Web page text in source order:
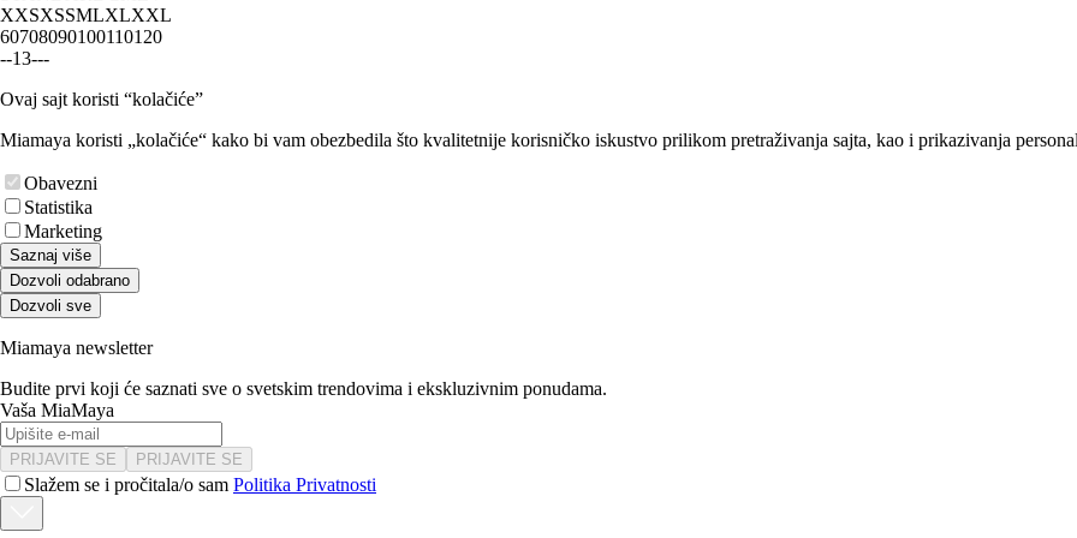
XXSXSSMLXLXXL
60708090100110120
--13---
Ovaj sajt koristi “kolačiće”
Miamaya koristi „kolačiće“ kako bi vam obezbedila što kvalitetnije korisničko iskustvo prilikom pretraživanja sajta, kao i prikazivanja
Obavezni
Statistika
Marketing
Saznaj više
Dozvoli odabrano
Dozvoli sve
Miamaya newsletter
Budite prvi koji će saznati sve o svetskim trendovima i ekskluzivnim ponudama.
Vaša MiaMaya
PRIJAVITE SE PRIJAVITE SE
Slažem se i pročitala/o sam Politika Privatnosti